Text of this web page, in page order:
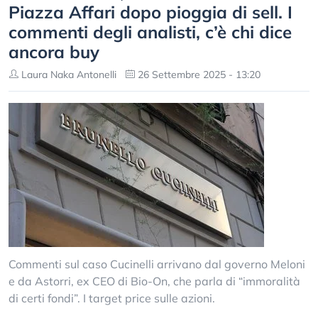
Piazza Affari dopo pioggia di sell. I
commenti degli analisti, c’è chi dice
ancora buy
Laura Naka Antonelli 26 Settembre 2025 - 13:20
Commenti sul caso Cucinelli arrivano dal governo Meloni
e da Astorri, ex CEO di Bio-On, che parla di “immoralità
di certi fondi”. I target price sulle azioni.